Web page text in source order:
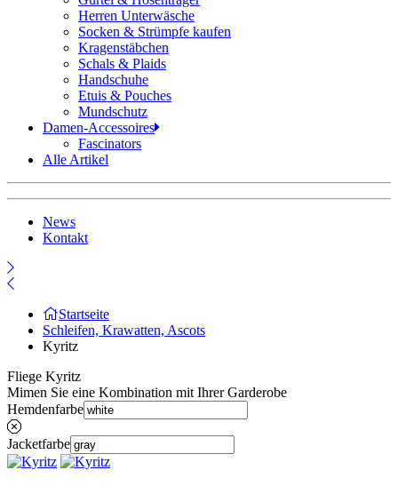
Herren Unterwäsche
Socken & Strümpfe kaufen
Kragenstäbchen
Schals & Plaids
Handschuhe
Etuis & Pouches
Mundschutz
Damen-Accessoires
Fascinators
Alle Artikel
News
Kontakt
Startseite
Schleifen, Krawatten, Ascots
Kyritz
Fliege Kyritz
Mimen Sie eine Kombination mit Ihrer Garderobe
Hemdenfarbe
Jacketfarbe